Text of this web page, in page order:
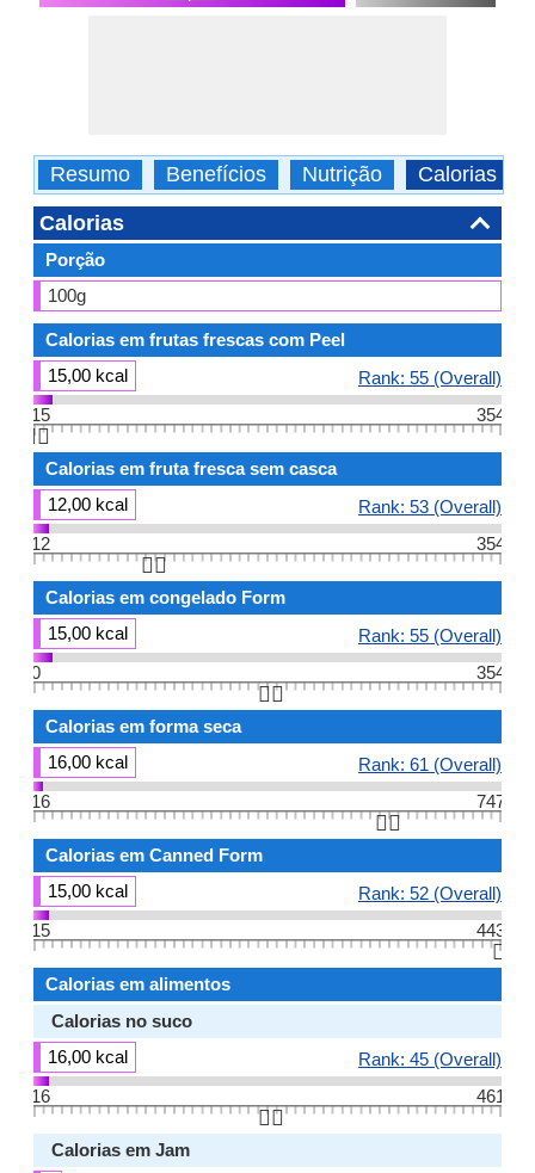
Resumo Benefícios Nutrição Calorias
Calorias
Porção
100g
Calorias em frutas frescas com Peel
15,00 kcal
Rank: 55 (Overall)
15
354
👆🏻
Calorias em fruta fresca sem casca
12,00 kcal
Rank: 53 (Overall)
12
354
👆🏻
Calorias em congelado Form
15,00 kcal
Rank: 55 (Overall)
0
354
👆🏻
Calorias em forma seca
16,00 kcal
Rank: 61 (Overall)
16
747
👆🏻
Calorias em Canned Form
15,00 kcal
Rank: 52 (Overall)
15
443
👆🏻
Calorias em alimentos
Calorias no suco
16,00 kcal
Rank: 45 (Overall)
16
461
👆🏻
Calorias em Jam